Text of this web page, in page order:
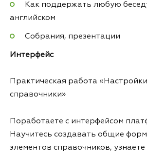
Как поддержать любую
английском
Собрания, презентации
Интерфейс
Практическая работа
справочники»
Поработаете с интерфейсом
Научитесь создавать общие
элементов справочников,